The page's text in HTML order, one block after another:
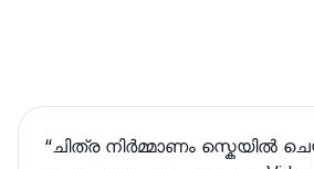
“ചിത്ര നിർമ്മാണം സ്കെയിൽ